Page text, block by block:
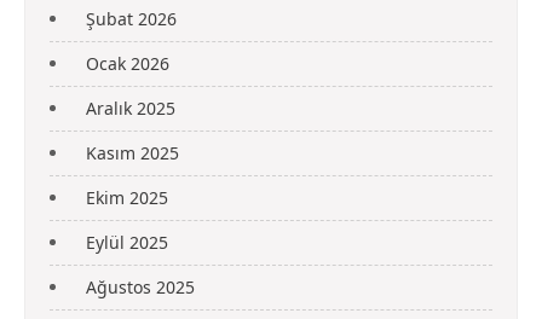
Şubat 2026
Ocak 2026
Aralık 2025
Kasım 2025
Ekim 2025
Eylül 2025
Ağustos 2025